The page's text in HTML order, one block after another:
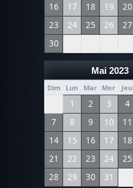
16
17 18 19 20
23
24 25 26 27
30
Mai 2023
Dim Lun Mar Mer Jeu
1 2 3 4
7
8 9 10 11
14
15 16 17 18
21
22 23 24 25
28
29 30 31